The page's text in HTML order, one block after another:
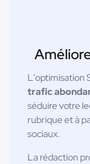
L'optimisation
trafic
séduire votre
rubrique et à
sociaux.
La rédaction